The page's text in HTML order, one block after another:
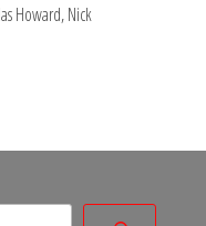
Howard, Nick